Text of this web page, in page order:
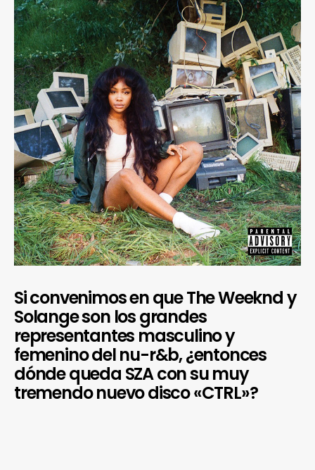
Si convenimos en que The Weeknd y
Solange son los grandes
representantes masculino y
femenino del nu-r&b, ¿entonces
dónde queda SZA con su muy
tremendo nuevo disco «CTRL»?